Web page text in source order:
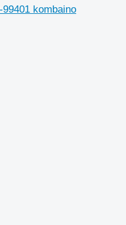
kombaino